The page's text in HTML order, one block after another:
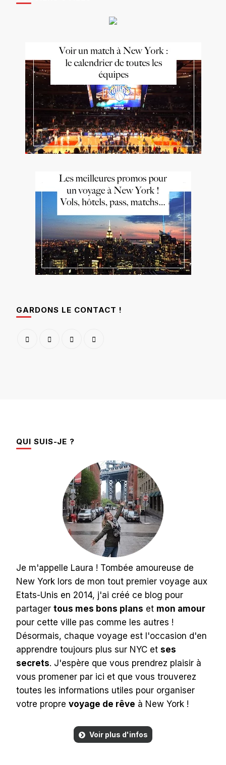
GARDONS LE CONTACT !
QUI SUIS-JE ?
Je m'appelle Laura ! Tombée amoureuse de
New York lors de mon tout premier voyage aux
Etats-Unis en 2014, j'ai créé ce blog pour
partager tous mes bons plans et mon amour
pour cette ville pas comme les autres !
Désormais, chaque voyage est l'occasion d'en
apprendre toujours plus sur NYC et ses
secrets. J'espère que vous prendrez plaisir à
vous promener par ici et que vous trouverez
toutes les informations utiles pour organiser
votre propre voyage de rêve à New York !
Voir plus d'infos